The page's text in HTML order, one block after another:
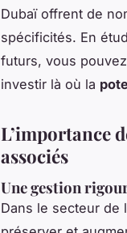
Dubaï offrent de
spécificités. En
futurs, vous
investir là où la
L’importance
associés
Une gestion
Dans le secteur de